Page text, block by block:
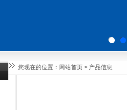
您现在的位置： 网站首页 > 产品信息